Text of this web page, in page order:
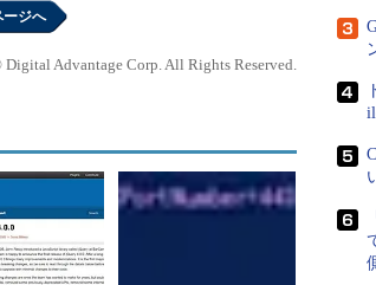
能が追加されていくと予想され
トからダウンロードできる。IE9
、操作を試せる。ただし、IE8と
要だ。詳しくは、
ージへ
Advantage Corp. All Rights Reserved.